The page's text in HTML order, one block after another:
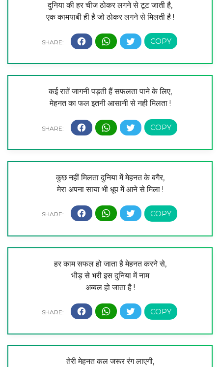
दुनिया की हर चीज ठोकर लगने से टूट जाती है,
एक कामयाबी ही है जो ठोकर लगने से मिलती है !
कई रातें जागनी पड़ती हैं सफलता पाने के लिए,
मेहनत का फल इतनी आसानी से नही मिलता !
कुछ नहीं मिलता दुनिया में मेहनत के बगैर,
मेरा अपना साया भी धूप में आने से मिला !
हर काम सफल हो जाता है मेहनत करने से,
भीड़ से भरी इस दुनिया में नाम
अब्बल हो जाता है !
तेरी मेहनत कल जरूर रंग लाएगी,